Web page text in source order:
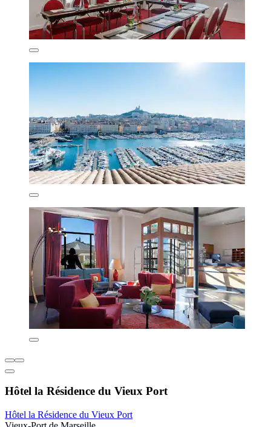
Hôtel la Résidence du Vieux Port
Hôtel la Résidence du Vieux Port